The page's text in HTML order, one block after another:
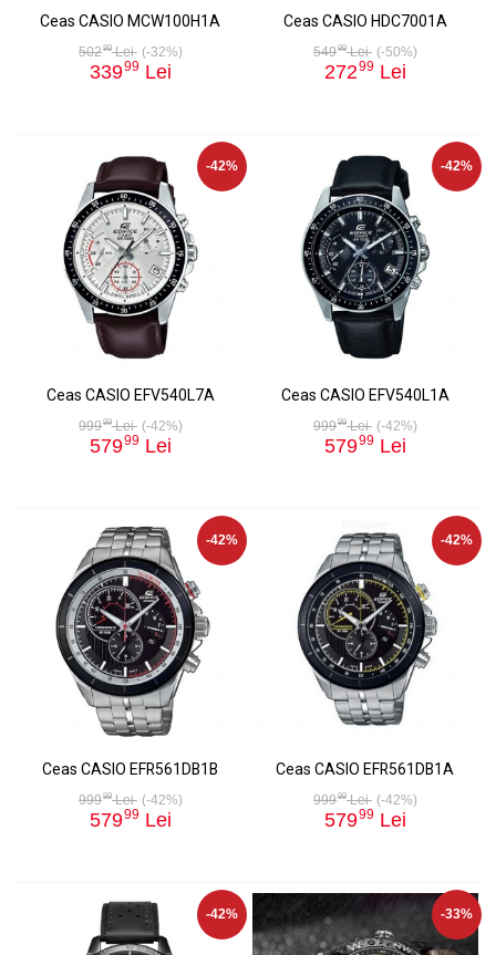
Ceas CASIO MCW100H1A
50299Lei (-32%)
33999 Lei
Ceas CASIO HDC7001A
54999Lei (-50%)
27299 Lei
-42%
Ceas CASIO EFV540L7A
99999Lei (-42%)
57999 Lei
-42%
Ceas CASIO EFV540L1A
99999Lei (-42%)
57999 Lei
-42%
Ceas CASIO EFR561DB1B
99999Lei (-42%)
57999 Lei
-42%
Ceas CASIO EFR561DB1A
99999Lei (-42%)
57999 Lei
-42% -33%